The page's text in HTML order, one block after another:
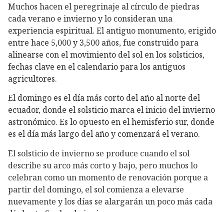
Muchos hacen el peregrinaje al círculo de piedras
cada verano e invierno y lo consideran una
experiencia espiritual. El antiguo monumento, erigido
entre hace 5,000 y 3,500 años, fue construido para
alinearse con el movimiento del sol en los solsticios,
fechas clave en el calendario para los antiguos
agricultores.
El domingo es el día más corto del año al norte del
ecuador, donde el solsticio marca el inicio del invierno
astronómico. Es lo opuesto en el hemisferio sur, donde
es el día más largo del año y comenzará el verano.
El solsticio de invierno se produce cuando el sol
describe su arco más corto y bajo, pero muchos lo
celebran como un momento de renovación porque a
partir del domingo, el sol comienza a elevarse
nuevamente y los días se alargarán un poco más cada